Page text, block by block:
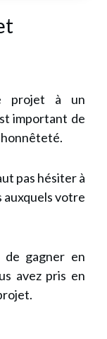
projet à un
important de
pas hésiter à
auxquels votre
gagner en
avez pris en